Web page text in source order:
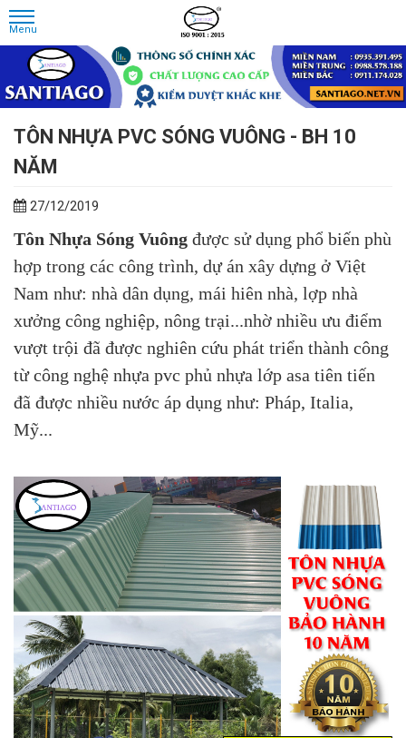
TÔN NHỰA PVC SÓNG VUÔNG - BH 10
NĂM
27/12/2019
Tôn Nhựa Sóng Vuông được sử dụng phổ biến phù
hợp trong các công trình, dự án xây dựng ở Việt
Nam như: nhà dân dụng, mái hiên nhà, lợp nhà
xưởng công nghiệp, nông trại...nhờ nhiều ưu điểm
vượt trội đã được nghiên cứu phát triển thành công
từ công nghệ nhựa pvc phủ nhựa lớp asa tiên tiến
đã được nhiều nước áp dụng như: Pháp, Italia,
Mỹ...